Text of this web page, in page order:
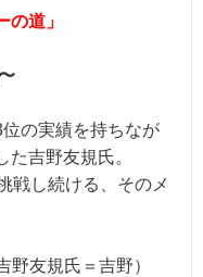
の道」
の実績を持ちなが
吉野友規氏。
戦し続ける、そのメ
友規氏＝吉野）